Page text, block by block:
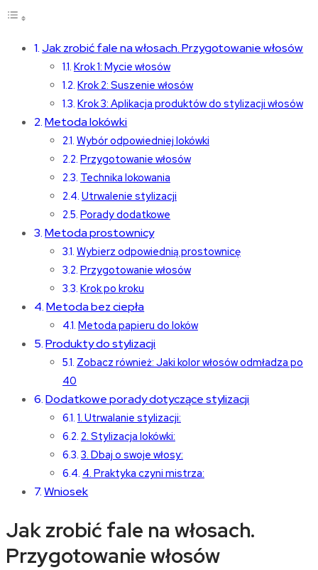
Jak zrobić fale na włosach. Przygotowanie włosów
Krok 1: Mycie włosów
Krok 2: Suszenie włosów
Krok 3: Aplikacja produktów do stylizacji włosów
Metoda lokówki
Wybór odpowiedniej lokówki
Przygotowanie włosów
Technika lokowania
Utrwalenie stylizacji
Porady dodatkowe
Metoda prostownicy
Wybierz odpowiednią prostownicę
Przygotowanie włosów
Krok po kroku
Metoda bez ciepła
Metoda papieru do loków
Produkty do stylizacji
Zobacz również: Jaki kolor włosów odmładza po
40
Dodatkowe porady dotyczące stylizacji
1. Utrwalanie stylizacji:
2. Stylizacja lokówki:
3. Dbaj o swoje włosy:
4. Praktyka czyni mistrza:
Wniosek
Jak zrobić fale na włosach.
Przygotowanie włosów